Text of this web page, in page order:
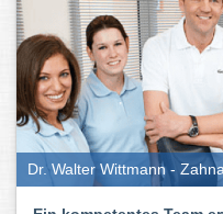
Dr. Walter Wittmann -